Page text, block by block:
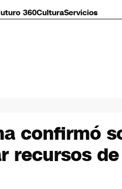
360CulturaServicios
confirmó
recursos